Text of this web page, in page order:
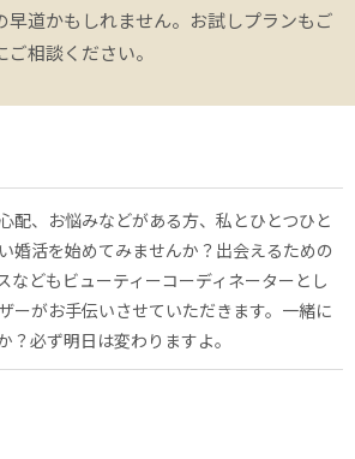
早道かもしれません。お試しプランもご
相談ください。
配、お悩みなどがある方、私とひとつひと
婚活を始めてみませんか？出会えるための
などもビューティーコーディネーターとし
ーがお手伝いさせていただきます。一緒に
？必ず明日は変わりますよ。